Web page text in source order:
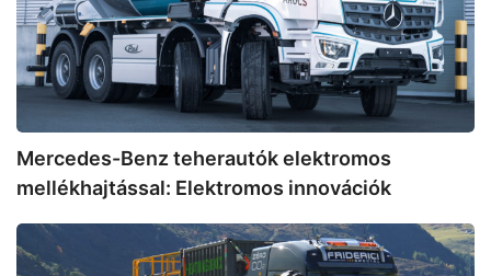
Elektromos
innovációk
Mercedes-Benz teherautók elektromos
mellékhajtással: Elektromos innovációk
Designwerk:
Svájci